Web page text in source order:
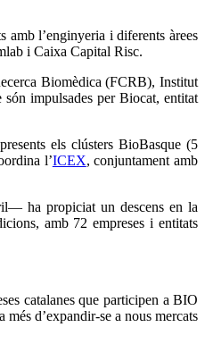
amb l’enginyeria i diferents àrees
i Caixa Capital Risc.
Biomèdica (FCRB), Institut
impulsades per Biocat, entitat
els clústers BioBasque (5
l’ICEX, conjuntament amb
ha propiciat un descens en la
amb 72 empreses i entitats
catalanes que participen a BIO
d’expandir-se a nous mercats